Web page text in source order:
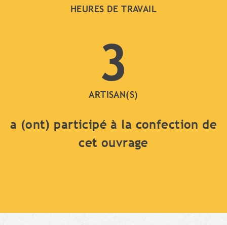
HEURES DE TRAVAIL
3
ARTISAN(S)
a (ont) participé à la confection de
cet ouvrage